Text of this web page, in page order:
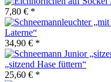
7,80 € *
Laterne“
34,90 € *
„sitzend Hase füttern“
25,60 € *